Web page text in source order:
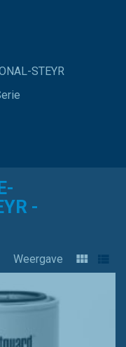
STEYR
-
Weergave